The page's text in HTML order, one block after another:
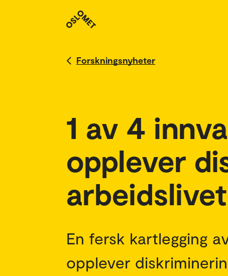
Forskningsnyheter
1 av 4
opplever
arbeidslivet
En fersk kartlegging
opplever